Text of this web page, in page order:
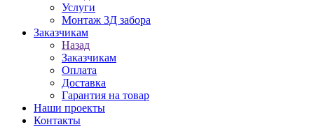
Услуги
Монтаж 3Д забора
Заказчикам
Назад
Заказчикам
Оплата
Доставка
Гарантия на товар
Наши проекты
Контакты